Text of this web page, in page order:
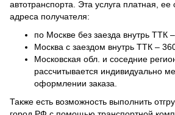
автотранспорта. Эта услуга платная, ее
адреса получателя:
по Москве без заезда внутрь ТТК
Москва с заездом внутрь ТТК –
Московская обл. и соседние
рассчитывается индивидуально
оформлении заказа.
Также есть возможность выполнить